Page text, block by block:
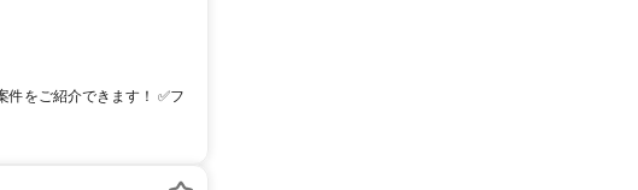
をご紹介できます！ ✅フ